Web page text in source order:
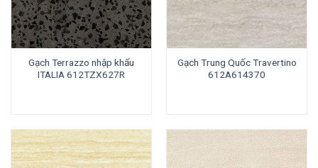
Gạch Terrazzo nhập khẩu
ITALIA 612TZX627R
Gạch Trung Quốc Travertino
612A614370